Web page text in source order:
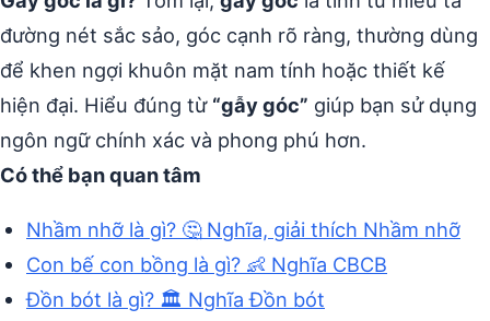
đường nét sắc sảo, góc cạnh rõ ràng, thường dùng
để khen ngợi khuôn mặt nam tính hoặc thiết kế
hiện đại. Hiểu đúng từ “gẫy góc” giúp bạn sử dụng
ngôn ngữ chính xác và phong phú hơn.
Có thể bạn quan tâm
Nhầm nhỡ là gì? 🤔 Nghĩa, giải thích Nhầm nhỡ
Con bế con bồng là gì? 👶 Nghĩa CBCB
Đồn bót là gì? 🏛️ Nghĩa Đồn bót